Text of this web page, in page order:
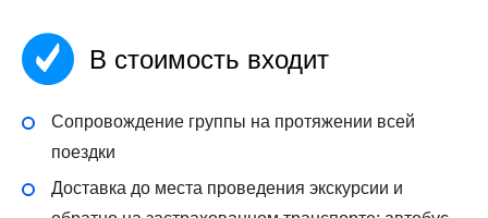
В стоимость входит
Сопровождение группы на протяжении всей
поездки
Доставка до места проведения экскурсии и